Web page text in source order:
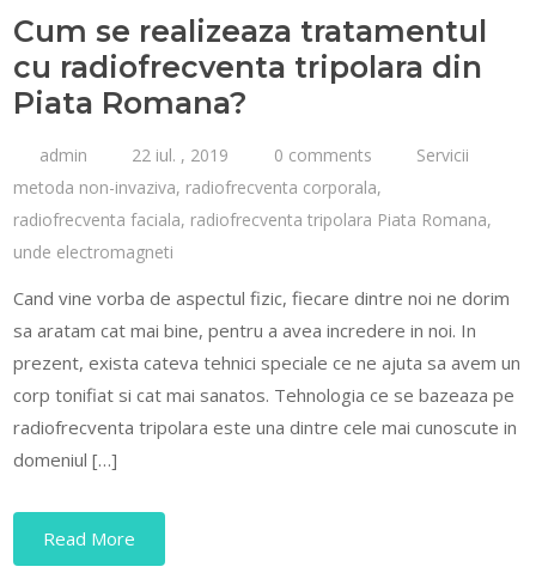
Cum se realizeaza tratamentul
cu radiofrecventa tripolara din
Piata Romana?
admin 22 iul. , 2019 0 comments
Servicii
metoda non-invaziva, radiofrecventa corporala,
radiofrecventa faciala, radiofrecventa tripolara Piata Romana,
unde electromagneti
Cand vine vorba de aspectul fizic, fiecare dintre noi ne dorim
sa aratam cat mai bine, pentru a avea incredere in noi. In
prezent, exista cateva tehnici speciale ce ne ajuta sa avem un
corp tonifiat si cat mai sanatos. Tehnologia ce se bazeaza pe
radiofrecventa tripolara este una dintre cele mai cunoscute in
domeniul […]
Read More